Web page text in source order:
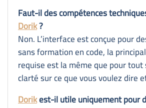
Faut-il des compétences
Dorik?
Non. L’interface est conçue pour
sans formation en code, la
requise est la même que pour
clarté sur ce que vous voulez dire
Dorikest-il utile uniquement pour